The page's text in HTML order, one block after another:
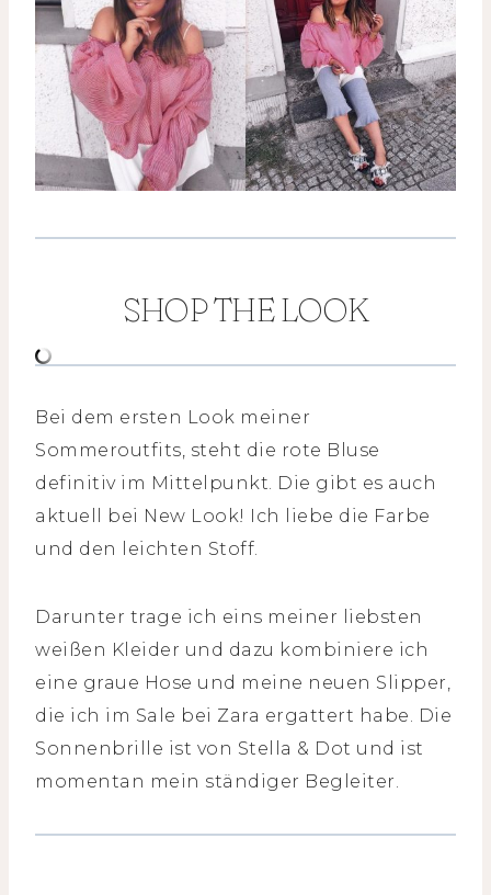
SHOP THE LOOK
Bei dem ersten Look meiner
Sommeroutfits, steht die rote Bluse
definitiv im Mittelpunkt. Die gibt es auch
aktuell bei New Look! Ich liebe die Farbe
und den leichten Stoff.
Darunter trage ich eins meiner liebsten
weißen Kleider und dazu kombiniere ich
eine graue Hose und meine neuen Slipper,
die ich im Sale bei Zara ergattert habe. Die
Sonnenbrille ist von Stella & Dot und ist
momentan mein ständiger Begleiter.